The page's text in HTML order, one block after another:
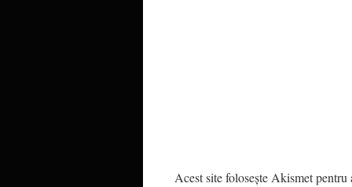
Acest site folosește Akismet pentru